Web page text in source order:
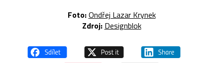
Foto:Ondřej Lazar Krynek
Zdroj: Designblok